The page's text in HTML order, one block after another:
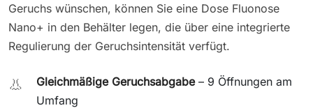
Geruchs wünschen, können Sie eine Dose Fluonose
Nano+ in den Behälter legen, die über eine integrierte
Regulierung der Geruchsintensität verfügt.
👃 Gleichmäßige Geruchsabgabe– 9 Öffnungen am
Umfang